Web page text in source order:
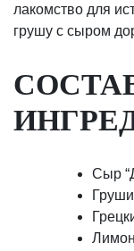
лакомство для
грушу с сыром
Сыр